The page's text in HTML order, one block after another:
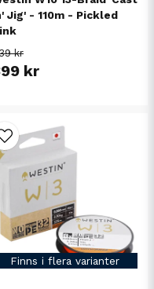
Jig' - 110m - Pickled
kr
kr
Finns i flera varianter